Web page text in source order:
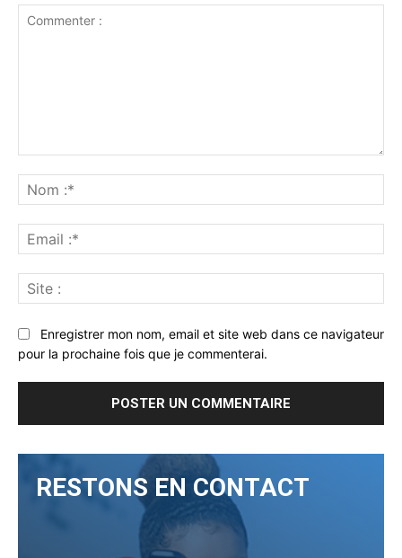
:*
:*
:
Enregistrer mon nom, email et site web dans ce navigateur
pour la prochaine fois que je commenterai.
RESTONS EN CONTACT